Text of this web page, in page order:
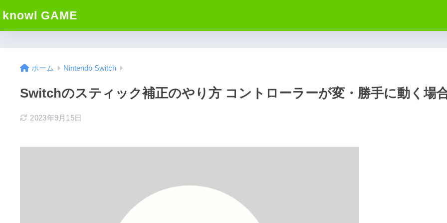
knowl GAME
ホーム Nintendo Switch
Switchのスティック補正のやり方 コントローラーが変・勝手に動く場
2023年9月15日